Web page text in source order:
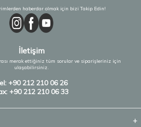
haberdar olmak için bizi Takip Edin!
İletişim
merak ettiğiniz tüm sorular ve siparişleriniz için
ulaşabilirsiniz.
+90 212 210 06 26
+90 212 210 06 33